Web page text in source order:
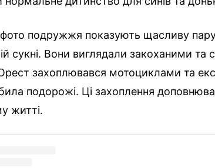
фото подружжя показують щасливу
сукні. Вони виглядали закоханими та
захоплювався мотоциклами та
подорожі. Ці захоплення
житті.